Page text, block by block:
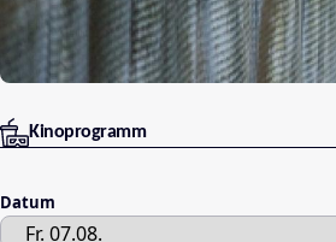
Kinoprogramm
Datum